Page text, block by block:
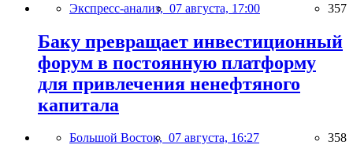
Экспресс-анализ, 07 августа, 17:00 357
Баку превращает инвестиционный
форум в постоянную платформу
для привлечения ненефтяного
капитала
Большой Восток, 07 августа, 16:27 358